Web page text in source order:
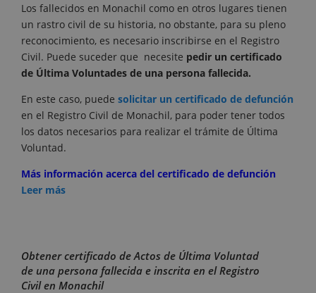
Los fallecidos en Monachil como en otros lugares tienen
un rastro civil de su historia, no obstante, para su pleno
reconocimiento, es necesario inscribirse en el Registro
Civil. Puede suceder que necesite pedir un certificado
de Última Voluntades de una persona fallecida.
En este caso, puede solicitar un certificado de defunción
en el Registro Civil de Monachil, para poder tener todos
los datos necesarios para realizar el trámite de Última
Voluntad.
Más información acerca del certificado de defunción
Leer más
Obtener certificado de Actos de Última Voluntad
de una persona fallecida e inscrita en el Registro
Civil en Monachil